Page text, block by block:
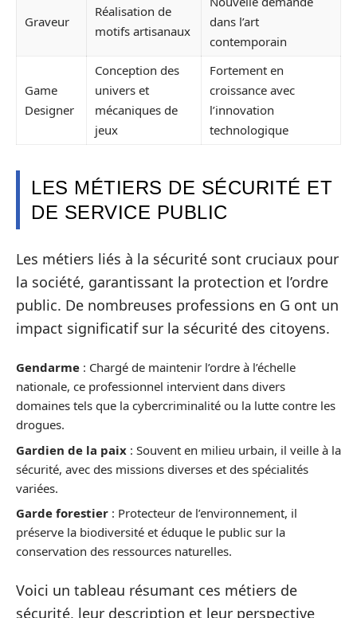
Graveur
Réalisation de
motifs artisanaux
dans l’art
contemporain
Game
Designer
Conception des
univers et
mécaniques de
jeux
Fortement en
croissance avec
l’innovation
technologique
LES MÉTIERS DE SÉCURITÉ ET
DE SERVICE PUBLIC
Les métiers liés à la sécurité sont cruciaux pour
la société, garantissant la protection et l’ordre
public. De nombreuses professions en G ont un
impact significatif sur la sécurité des citoyens.
Gendarme : Chargé de maintenir l’ordre à l’échelle
nationale, ce professionnel intervient dans divers
domaines tels que la cybercriminalité ou la lutte contre les
drogues.
Gardien de la paix : Souvent en milieu urbain, il veille à la
sécurité, avec des missions diverses et des spécialités
variées.
Garde forestier : Protecteur de l’environnement, il
préserve la biodiversité et éduque le public sur la
conservation des ressources naturelles.
Voici un tableau résumant ces métiers de
sécurité, leur description et leur perspective